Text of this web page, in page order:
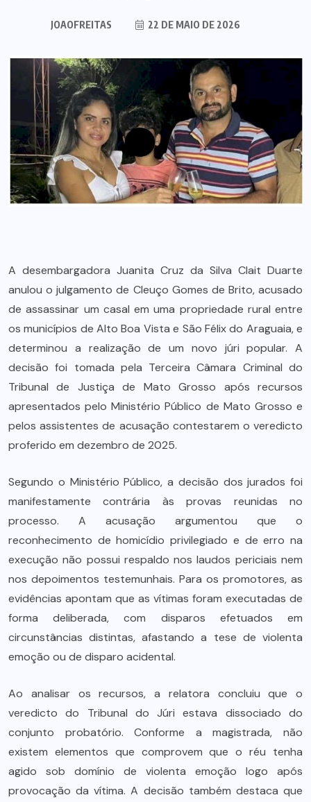
JOAOFREITAS 22 DE MAIO DE 2026
A desembargadora Juanita Cruz da Silva Clait Duarte
anulou o julgamento de Cleuço Gomes de Brito, acusado
de assassinar um casal em uma propriedade rural entre
os municípios de Alto Boa Vista e São Félix do Araguaia, e
determinou a realização de um novo júri popular. A
decisão foi tomada pela Terceira Câmara Criminal do
Tribunal de Justiça de Mato Grosso após recursos
apresentados pelo Ministério Público de Mato Grosso e
pelos assistentes de acusação contestarem o veredicto
proferido em dezembro de 2025.
Segundo o Ministério Público, a decisão dos jurados foi
manifestamente contrária às provas reunidas no
processo. A acusação argumentou que o
reconhecimento de homicídio privilegiado e de erro na
execução não possui respaldo nos laudos periciais nem
nos depoimentos testemunhais. Para os promotores, as
evidências apontam que as vítimas foram executadas de
forma deliberada, com disparos efetuados em
circunstâncias distintas, afastando a tese de violenta
emoção ou de disparo acidental.
Ao analisar os recursos, a relatora concluiu que o
veredicto do Tribunal do Júri estava dissociado do
conjunto probatório. Conforme a magistrada, não
existem elementos que comprovem que o réu tenha
agido sob domínio de violenta emoção logo após
provocação da vítima. A decisão também destaca que